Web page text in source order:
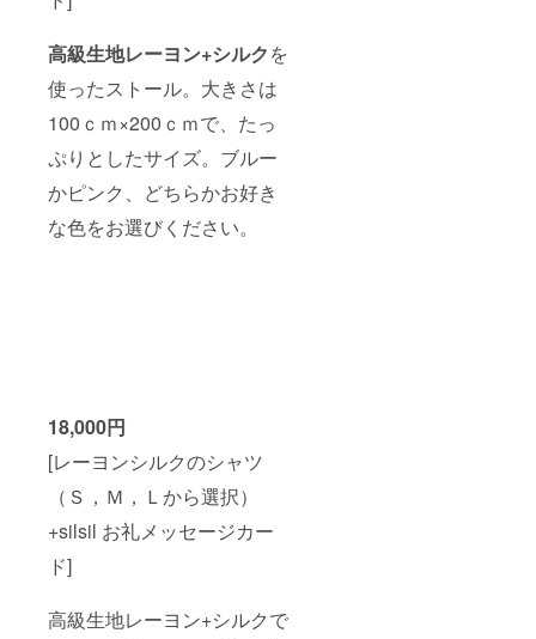
高級生地レーヨン+シルクを
使ったストール。大きさは
100ｃｍ×200ｃｍで、たっ
ぷりとしたサイズ。ブルー
かピンク、どちらかお好き
な色をお選びください。
18,000円
[レーヨンシルクのシャツ
（Ｓ，Ｍ，Ｌから選択）
+silsil お礼メッセージカー
ド]
高級生地レーヨン+シルクで